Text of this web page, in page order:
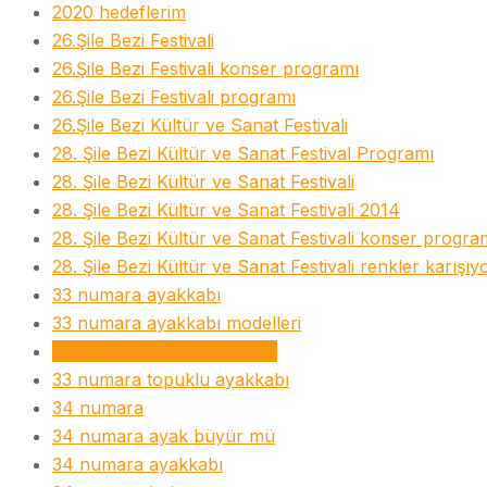
2020 hedeflerim
26.Şile Bezi Festivali
26.Şile Bezi Festivali konser programı
26.Şile Bezi Festivali programı
26.Şile Bezi Kültür ve Sanat Festivali
28. Şile Bezi Kültür ve Sanat Festival Programı
28. Şile Bezi Kültür ve Sanat Festivali
28. Şile Bezi Kültür ve Sanat Festivali 2014
28. Şile Bezi Kültür ve Sanat Festivali konser
28. Şile Bezi Kültür ve Sanat Festivali renkler
33 numara ayakkabı
33 numara ayakkabı modelleri
33 numara topuklu ayakkabı
34 numara
34 numara ayak büyür mü
34 numara ayakkabı